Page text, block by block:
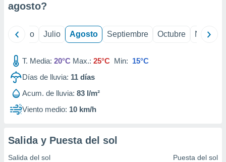
1199
agosto?
Junio Julio Agosto Septiembre Octubre
T. Media: 20°C Max.: 25°C Min: 15°C
Días de lluvia: 11 días
Acum. de lluvia: 83 l/m²
Viento medio: 10 km/h
Salida y Puesta del sol
Salida del sol Puesta del sol